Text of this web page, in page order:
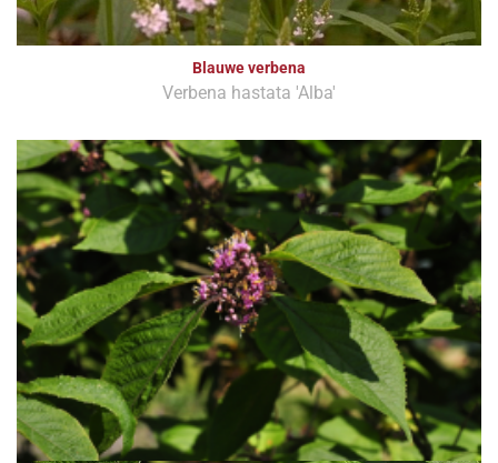
Blauwe verbena
Verbena hastata 'Alba'